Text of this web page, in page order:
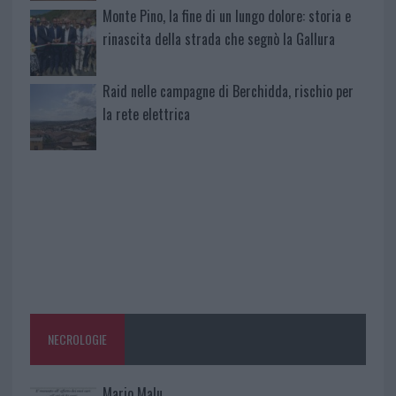
Monte Pino, la fine di un lungo dolore: storia e
rinascita della strada che segnò la Gallura
Raid nelle campagne di Berchidda, rischio per
la rete elettrica
NECROLOGIE